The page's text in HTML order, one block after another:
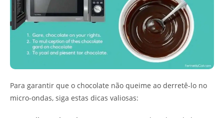
Para garantir que o chocolate não queime ao derretê-lo no
micro-ondas, siga estas dicas valiosas: